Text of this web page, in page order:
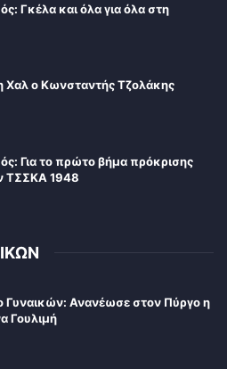
Γκέλα και όλα για όλα στη
Χαλ ο Κωνσταντής Τζολάκης
Για το πρώτο βήμα πρόκρισης
ΤΣΣΚΑ 1948
Γυναικών: Ανανέωσε στον Πύργο η
Γουλιμή